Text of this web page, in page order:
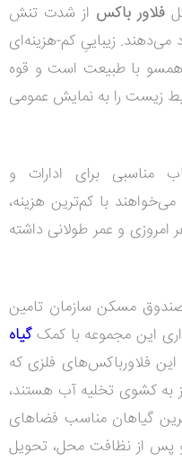
فلاور باکس از شدت تنش
زیباییِ کم‌-هزینه‌ای
همسو با طبیعت است و قوه
زیست را به نمایش عمومی
مناسبی برای ادارات و
با کم‌ترین هزینه،
امروزی و عمر طولانی داشته
مسکن سازمان تامین
این مجموعه با کمکگیاه
این فلاورباکس‌های فلزی که
به کشوی تخلیه آب هستند،
گیاهان مناسب فضاهای
و پس از نظافت محل، تحویل